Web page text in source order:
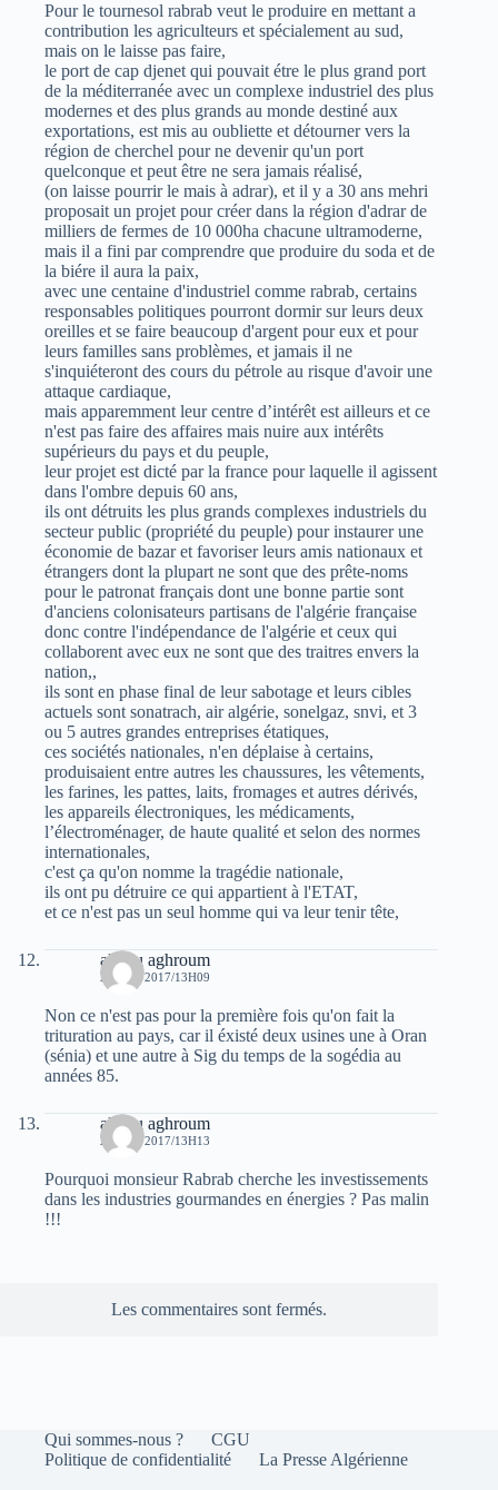
Pour le tournesol rabrab veut le produire en mettant a
contribution les agriculteurs et spécialement au sud,
mais on le laisse pas faire,
le port de cap djenet qui pouvait étre le plus grand port
de la méditerranée avec un complexe industriel des plus
modernes et des plus grands au monde destiné aux
exportations, est mis au oubliette et détourner vers la
région de cherchel pour ne devenir qu'un port
quelconque et peut être ne sera jamais réalisé,
(on laisse pourrir le mais à adrar), et il y a 30 ans mehri
proposait un projet pour créer dans la région d'adrar de
milliers de fermes de 10 000ha chacune ultramoderne,
mais il a fini par comprendre que produire du soda et de
la biére il aura la paix,
avec une centaine d'industriel comme rabrab, certains
responsables politiques pourront dormir sur leurs deux
oreilles et se faire beaucoup d'argent pour eux et pour
leurs familles sans problèmes, et jamais il ne
s'inquiéteront des cours du pétrole au risque d'avoir une
attaque cardiaque,
mais apparemment leur centre d’intérêt est ailleurs et ce
n'est pas faire des affaires mais nuire aux intérêts
supérieurs du pays et du peuple,
leur projet est dicté par la france pour laquelle il agissent
dans l'ombre depuis 60 ans,
ils ont détruits les plus grands complexes industriels du
secteur public (propriété du peuple) pour instaurer une
économie de bazar et favoriser leurs amis nationaux et
étrangers dont la plupart ne sont que des prête-noms
pour le patronat français dont une bonne partie sont
d'anciens colonisateurs partisans de l'algérie française
donc contre l'indépendance de l'algérie et ceux qui
collaborent avec eux ne sont que des traitres envers la
nation,,
ils sont en phase final de leur sabotage et leurs cibles
actuels sont sonatrach, air algérie, sonelgaz, snvi, et 3
ou 5 autres grandes entreprises étatiques,
ces sociétés nationales, n'en déplaise à certains,
produisaient entre autres les chaussures, les vêtements,
les farines, les pattes, laits, fromages et autres dérivés,
les appareils électroniques, les médicaments,
l’électroménager, de haute qualité et selon des normes
internationales,
c'est ça qu'on nomme la tragédie nationale,
ils ont pu détruire ce qui appartient à l'ETAT,
et ce n'est pas un seul homme qui va leur tenir tête,
allilou aghroum
25 MAI 2017/13H09
Non ce n'est pas pour la première fois qu'on fait la
trituration au pays, car il éxisté deux usines une à Oran
(sénia) et une autre à Sig du temps de la sogédia au
années 85.
allilou aghroum
25 MAI 2017/13H13
Pourquoi monsieur Rabrab cherche les investissements
dans les industries gourmandes en énergies ? Pas malin
!!!
Les commentaires sont fermés.
Qui sommes-nous ?
CGU
Politique de confidentialité
La Presse Algérienne